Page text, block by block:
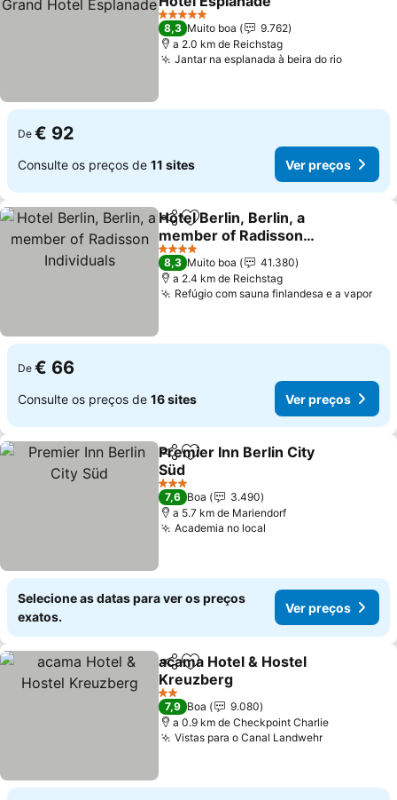
Ver preços
5 Estrelas
8,3 Muito boa
9.762
a 2.0 km de Reichstag
Jantar na esplanada à beira do rioVer
De € 92
Consulte os preços de 11 sites Ver preços
PartilharAdicionar aos favoritos
Hotel Berlin, Berlin, a
member of Radisson
Individuals
Ver preços
4 Estrelas
8,3 Muito boa
41.380
a 2.4 km de Reichstag
Refúgio com sauna finlandesa e a vapor
De € 66
Consulte os preços de 16 sites Ver preços
PartilharAdicionar aos favoritos
Premier Inn Berlin City
Süd
Ver preços
3 Estrelas
7,6 Boa
3.490
a 5.7 km de Mariendorf
Academia no local
Selecione as datas para ver os preços
exatos.
Ver preços
PartilharAdicionar aos favoritos
acama Hotel & Hostel
Kreuzberg
Ver preços
2 Estrelas
7,9 Boa
9.080
a 0.9 km de Checkpoint Charlie
Vistas para o Canal LandwehrVer preços